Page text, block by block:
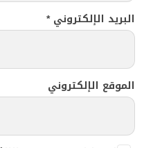
البريد الإلكتروني*
الموقع الإلكتروني